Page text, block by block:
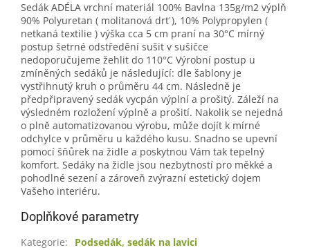
Sedák ADÉLA vrchní materiál 100% Bavlna 135g/m2 výplň
90% Polyuretan ( molitanová drť ), 10% Polypropylen (
netkaná textilie ) výška cca 5 cm praní na 30°C mírný
postup šetrné odstředění sušit v sušičce
nedoporučujeme žehlit do 110°C Výrobní postup u
zmíněných sedáků je následující: dle šablony je
vystřihnutý kruh o průměru 44 cm. Následně je
předpřipravený sedák vycpán výplní a prošitý. Záleží na
výsledném rozložení výplně a prošití. Nakolik se nejedná
o plně automatizovanou výrobu, může dojít k mírné
odchylce v průměru u každého kusu. Snadno se upevní
pomocí šňůrek na židle a poskytnou Vám tak tepelný
komfort. Sedáky na židle jsou nezbytností pro měkké a
pohodlné sezení a zároveň zvýrazní estetický dojem
Vašeho interiéru.
Doplňkové parametry
Kategorie:
Podsedák, sedák na lavici